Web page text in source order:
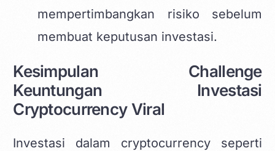
mempertimbangkan risiko sebelum
membuat keputusan investasi.
Kesimpulan Challenge
Keuntungan Investasi
Cryptocurrency Viral
Investasi dalam cryptocurrency seperti